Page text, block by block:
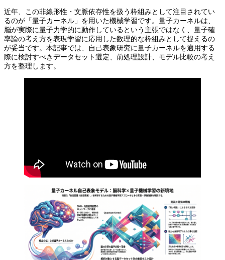
近年、この非線形性・文脈依存性を扱う枠組みとして注目されてい
るのが「量子カーネル」を用いた機械学習です。量子カーネルは、
脳が実際に量子力学的に動作しているという主張ではなく、量子確
率論の考え方を表現学習に応用した数理的な枠組みとして捉えるの
が妥当です。本記事では、自己表象研究に量子カーネルを適用する
際に検討すべきデータセット選定、前処理設計、モデル比較の考え
方を整理します。